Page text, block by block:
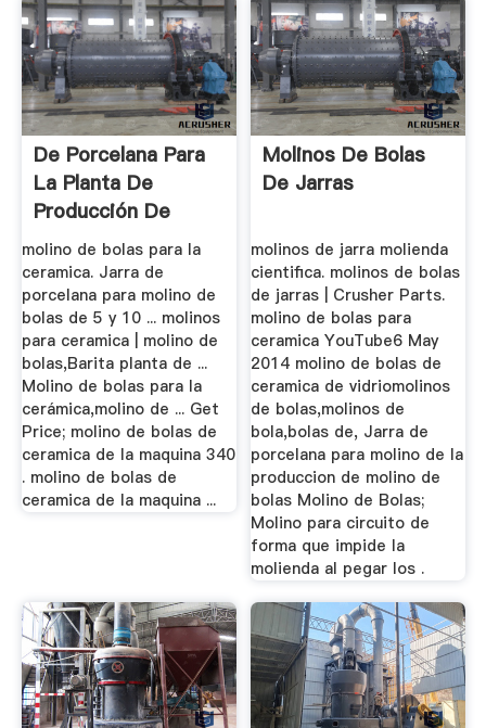
De Porcelana Para
La Planta De
Producción De
Cerámica ...
molino de bolas para la
ceramica. Jarra de
porcelana para molino de
bolas de 5 y 10 ... molinos
para ceramica | molino de
bolas,Barita planta de ...
Molino de bolas para la
cerámica,molino de ... Get
Price; molino de bolas de
ceramica de la maquina 340
. molino de bolas de
ceramica de la maquina ...
Molinos De Bolas
De Jarras
molinos de jarra molienda
cientifica. molinos de bolas
de jarras | Crusher Parts.
molino de bolas para
ceramica YouTube6 May
2014 molino de bolas de
ceramica de vidriomolinos
de bolas,molinos de
bola,bolas de, Jarra de
porcelana para molino de la
produccion de molino de
bolas Molino de Bolas;
Molino para circuito de
forma que impide la
molienda al pegar los .